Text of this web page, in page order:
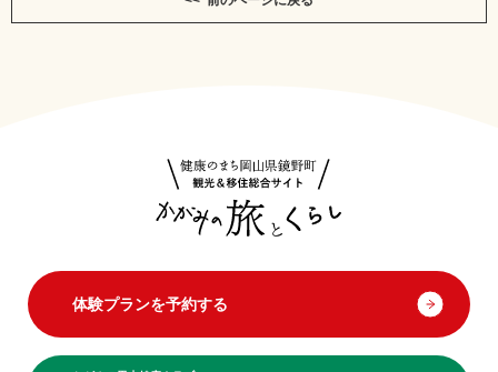
体験プランを予約する